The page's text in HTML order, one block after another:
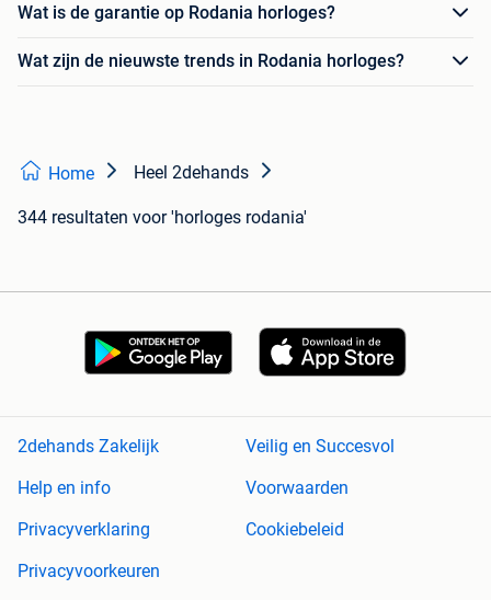
Wat is de garantie op Rodania horloges?
Wat zijn de nieuwste trends in Rodania horloges?
Home Heel 2dehands
344 resultaten voor 'horloges rodania'
2dehands Zakelijk
Veilig en Succesvol
Help en info
Voorwaarden
Privacyverklaring
Cookiebeleid
Privacyvoorkeuren